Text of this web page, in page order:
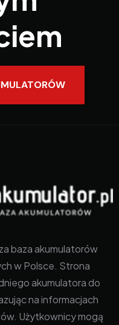
baza akumulatorów
w Polsce. Strona
akumulatora do
na informacjach
Użytkownicy mogą